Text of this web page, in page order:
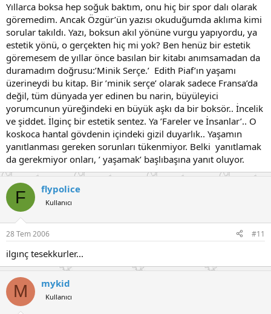
Yıllarca boksa hep soğuk baktım, onu hiç bir spor dalı olarak
göremedim. Ancak Özgür’ün yazısı okuduğumda aklıma kimi
sorular takıldı. Yazı, boksun akıl yönüne vurgu yapıyordu, ya
estetik yönü, o gerçekten hiç mi yok? Ben henüz bir estetik
göremesem de yıllar önce basılan bir kitabı anımsamadan da
duramadım doğrusu:’Minik Serçe.’ Edith Piaf’ın yaşamı
üzerineydi bu kitap. Bir ’minik serçe’ olarak sadece Fransa’da
değil, tüm dünyada yer edinen bu narin, büyüleyici
yorumcunun yüreğindeki en büyük aşkı da bir boksör.. İncelik
ve şiddet. İlginç bir estetik sentez. Ya ’Fareler ve İnsanlar’.. O
koskoca hantal gövdenin içindeki gizil duyarlık.. Yaşamın
yanıtlanması gereken sorunları tükenmiyor. Belki yanıtlamak
da gerekmiyor onları, ’ yaşamak’ başlıbaşına yanıt oluyor.
F flypolice
Kullanıcı
28 Tem 2006 #11
ilgınç tesekkurler...
M mykid
Kullanıcı